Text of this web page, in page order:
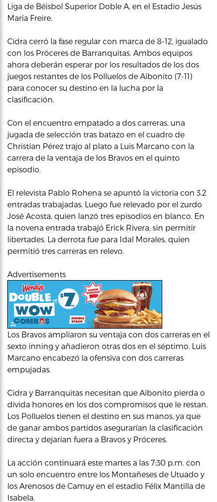
Liga de Béisbol Superior Doble A, en el Estadio Jesús
María Freire.
Cidra cerró la fase regular con marca de 8-12, igualado
con los Próceres de Barranquitas. Ambos equipos
ahora deberán esperar por los resultados de los dos
juegos restantes de los Polluelos de Aibonito (7-11)
para conocer su destino en la lucha por la
clasificación.
Con el encuentro empatado a dos carreras, una
jugada de selección tras batazo en el cuadro de
Christian Pérez trajo al plato a Luis Marcano con la
carrera de la ventaja de los Bravos en el quinto
episodio.
El relevista Pablo Rohena se apuntó la victoria con 3.2
entradas trabajadas. Luego fue relevado por el zurdo
José Acosta, quien lanzó tres episodios en blanco. En
la novena entrada trabajó Erick Rivera, sin permitir
libertades. La derrota fue para Idal Morales, quien
permitió tres carreras en relevo.
Advertisements
Los Bravos ampliaron su ventaja con dos carreras en el
sexto inning y añadieron otras dos en el séptimo. Luis
Marcano encabezó la ofensiva con dos carreras
empujadas.
Cidra y Barranquitas necesitan que Aibonito pierda o
divida honores en los dos compromisos que le restan.
Los Polluelos tienen el destino en sus manos, ya que
de ganar ambos partidos asegurarían la clasificación
directa y dejarían fuera a Bravos y Próceres.
La acción continuará este martes a las 7:30 p.m. con
un solo encuentro entre los Montañeses de Utuado y
los Arenosos de Camuy en el estadio Félix Mantilla de
Isabela.